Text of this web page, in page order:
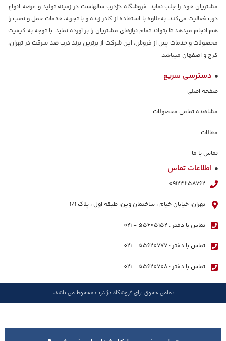
مشتریان خود را جلب نماید. فروشگاه دژدرب سالهاست در زمینه تولید و عرضه انواع
درب فعالیت می‌کند، به‌علاوه با استفاده از کادر زبده و با تجربه، خدمات حمل و نصب را
هم انجام میدهد تا بتواند تمام نیازهای مشتریان را بر آورده نماید. با توجه به کیفیت
محصولات و خدمات پس از فروش، این شرکت از برترین برند درب ضد سرقت در تهران،
کرج و اصفهان میباشد.
دسترسی سریع
صفحه اصلی
مشاهده تمامی محصولات
مقالات
تماس با ما
اطلاعات تماس
09123258762
تهران، خیابان خیام ، ساختمان وین، طبقه اول ، پلاک ١/١
تماس با دفتر : 55605152 - 021
تماس با دفتر : 55620777 - 021
تماس با دفتر : 55620708 - 021
تمامی حقوق برای فروشگاه دژ درب محفوظ می باشد.